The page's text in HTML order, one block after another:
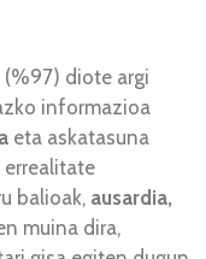
diote argi
informazioa
eta askatasuna
errealitate
balioak, ausardia,
muina dira,